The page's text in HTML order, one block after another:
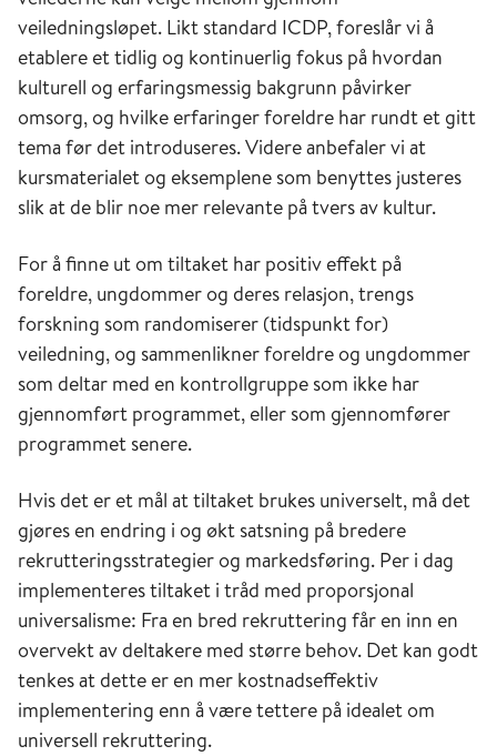
veiledningsløpet. Likt standard ICDP, foreslår vi å
etablere et tidlig og kontinuerlig fokus på hvordan
kulturell og erfaringsmessig bakgrunn påvirker
omsorg, og hvilke erfaringer foreldre har rundt et gitt
tema før det introduseres. Videre anbefaler vi at
kursmaterialet og eksemplene som benyttes justeres
slik at de blir noe mer relevante på tvers av kultur.
For å finne ut om tiltaket har positiv effekt på
foreldre, ungdommer og deres relasjon, trengs
forskning som randomiserer (tidspunkt for)
veiledning, og sammenlikner foreldre og ungdommer
som deltar med en kontrollgruppe som ikke har
gjennomført programmet, eller som gjennomfører
programmet senere.
Hvis det er et mål at tiltaket brukes universelt, må det
gjøres en endring i og økt satsning på bredere
rekrutteringsstrategier og markedsføring. Per i dag
implementeres tiltaket i tråd med proporsjonal
universalisme: Fra en bred rekruttering får en inn en
overvekt av deltakere med større behov. Det kan godt
tenkes at dette er en mer kostnadseffektiv
implementering enn å være tettere på idealet om
universell rekruttering.